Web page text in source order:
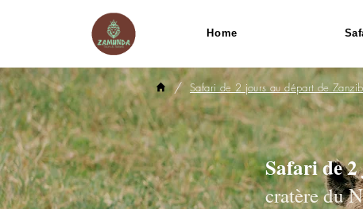
Home
/ Safari de 2 jours au départ de
Safari de
cratère du